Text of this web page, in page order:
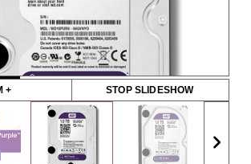
+ STOP SLIDESHOW